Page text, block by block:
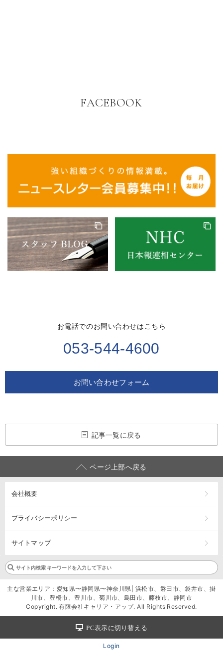
FACEBOOK
お電話でのお問い合わせはこちら
053-544-4600
お問い合わせフォーム
記事一覧に戻る
ページ上部へ戻る
会社概要
プライバシーポリシー
サイトマップ
主な営業エリア：愛知県〜静岡県〜神奈川県| 浜松市、磐田市、袋井市、掛
川市、豊橋市、豊川市、菊川市、島田市、藤枝市、静岡市
Copyright. 有限会社キャリア・アップ. All Rights Reserved.
PC表示に切り替える
Login